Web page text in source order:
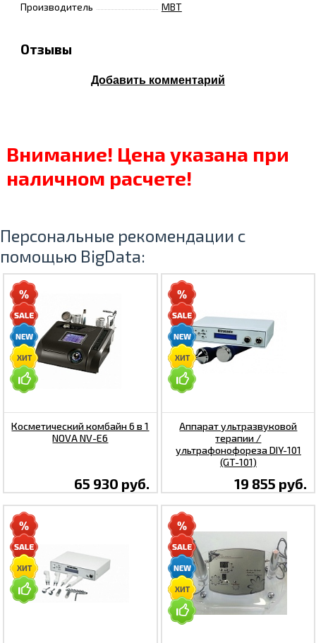
Производитель MBT
Отзывы
Добавить комментарий
Внимание! Цена указана при
наличном расчете!
Персональные рекомендации с
помощью BigData:
Косметический комбайн 6 в 1
NOVA NV-E6
65 930 руб.
Аппарат ультразвуковой
терапии /
ультрафонофореза DIY-101
(GT-101)
19 855 руб.